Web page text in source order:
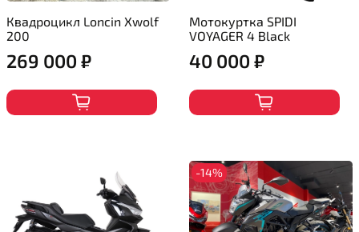
Квадроцикл Loncin Xwolf
200
269 000 ₽
Мотокуртка SPIDI
VOYAGER 4 Black
40 000 ₽
-14%